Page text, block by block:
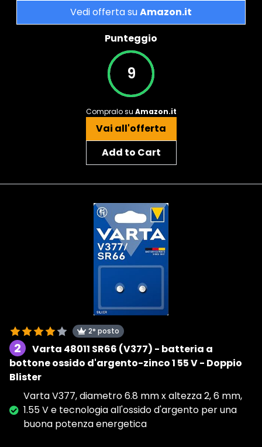
Vedi offerta suAmazon.it
Punteggio
9
Compralo su Amazon.it
Vai all'offerta
Add to Cart
2° posto
2
Varta 48011 SR66 (V377) - batteria a
bottone ossido d'argento-zinco 1 55 V - Doppio
Blister
Varta V377, diametro 6.8 mm x altezza 2, 6 mm,
1.55 V e tecnologia all'ossido d'argento per una
buona potenza energetica